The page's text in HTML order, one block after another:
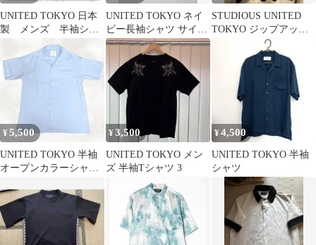
UNITED TOKYO 日本
製 メンズ 半袖シャ
ツ ノーカラー グレ
UNITED TOKYO ネイ
ビー長袖シャツ サイズ
フリー
STUDIOUS UNITED
TOKYO ジップアップ
¥5,500
UNITED TOKYO 半袖
オープンカラーシャツ
¥3,500
UNITED TOKYO メン
ズ 半袖Tシャツ 3
¥4,500
UNITED TOKYO 半袖
シャツ